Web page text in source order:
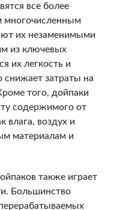
все более
многочисленным
их незаменимыми
из ключевых
их легкость и
снижает затраты на
того, дойпаки
содержимого от
влага, воздух и
материалам и
также играет
Большинство